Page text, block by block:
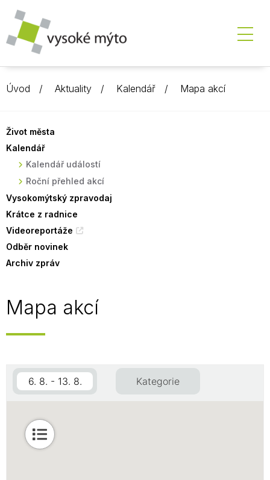
Úvod Aktuality Kalendář Mapa akcí
Život města
Kalendář
Kalendář událostí
Roční přehled akcí
Vysokomýtský zpravodaj
Krátce z radnice
Videoreportáže
Odběr novinek
Archiv zpráv
Mapa akcí